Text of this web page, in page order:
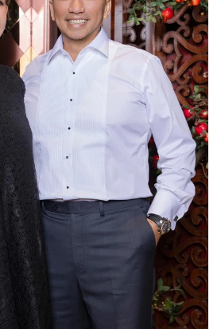
Magazine
Liên hệ quảng cáo
thoại